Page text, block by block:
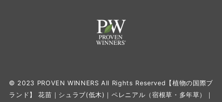
© 2023 PROVEN WINNERS All Rights Reserved【植物の国際ブ
ランド】 花苗｜シュラブ(低木)｜ペレニアル（宿根草・多年草）｜